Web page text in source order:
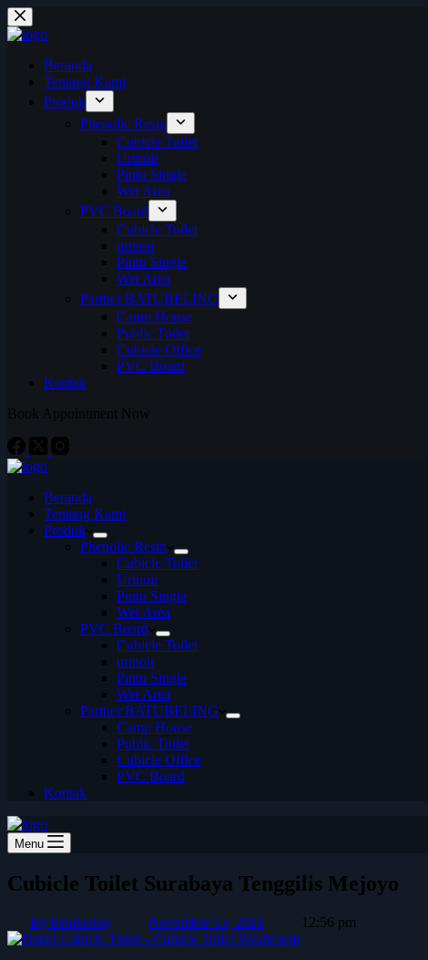
Skip
to
content
Beranda
Tentang Kami
Produk
Phenolic Resin
Cubicle Toilet
Urinoir
Pintu Single
Wet Area
PVC Board
Cubicle Toilet
urinoir
Pintu Single
Wet Area
Partner BATUBELING
Camp House
Public Toilet
Cubicle Office
PVC Board
Kontak
Book Appointment Now
Beranda
Tentang Kami
Produk
Phenolic Resin
Cubicle Toilet
Urinoir
Pintu Single
Wet Area
PVC Board
Cubicle Toilet
urinoir
Pintu Single
Wet Area
Partner BATUBELING
Camp House
Public Toilet
Cubicle Office
PVC Board
Kontak
Menu
Cubicle Toilet Surabaya Tenggilis Mejoyo
By batubeling November 13, 2021 12:56 pm